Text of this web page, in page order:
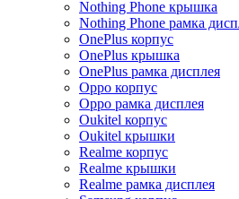
Nothing Phone крышка
Nothing Phone рамка
OnePlus корпус
OnePlus крышка
OnePlus рамка дисплея
Oppo корпус
Oppo рамка дисплея
Oukitel корпус
Oukitel крышки
Realme корпус
Realme крышки
Realme рамка дисплея